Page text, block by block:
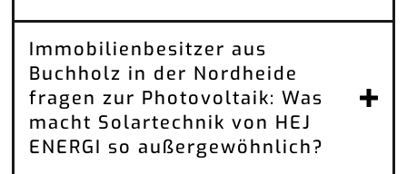
Immobilienbesitzer aus
Buchholz in der Nordheide
fragen zur Photovoltaik: Was
macht Solartechnik von HEJ
ENERGI so außergewöhnlich?